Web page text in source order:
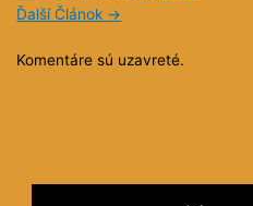
Ďalší Článok →
Komentáre sú uzavreté.